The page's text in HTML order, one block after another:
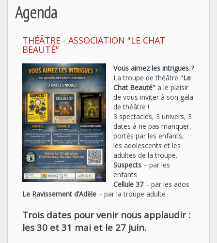
Agenda
THÉÂTRE - ASSOCIATION "LE CHAT
BEAUTÉ"
Vous aimez les intrigues ?
La troupe de théâtre "Le
Chat Beauté" a le plaisir
de vous inviter à son gala
de théâtre !
3 spectacles, 3 univers, 3
dates à ne pas manquer,
portés par les enfants,
les adolescents et les
adultes de la troupe.
Suspects – par les
enfants
Cellule 37– par les ados
Le Ravissement d’Adèle – par la troupe adulte
Trois dates pour venir nous applaudir :
les 30 et 31 mai et le 27 juin.